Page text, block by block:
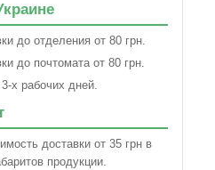
до отделения от 80 грн.
до почтомата от 80 грн.
х рабочих дней.
доставки от 35 грн в
продукции.